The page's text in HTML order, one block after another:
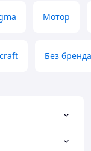
Мотор
Без бренда